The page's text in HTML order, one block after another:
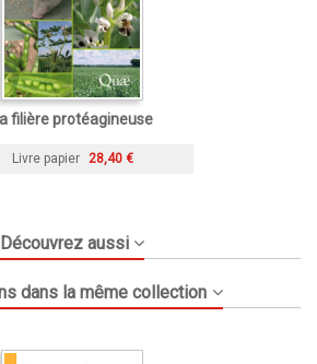
filière protéagineuse
Livre papier 28,40 €
Découvrez aussi
dans la même collection